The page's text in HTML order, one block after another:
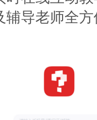
辅导老师全